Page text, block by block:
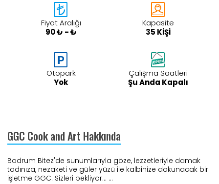
Fiyat Aralığı
90 ₺ - ₺
Kapasite
35 KİŞİ
Otopark
Yok
Çalışma Saatleri
Şu Anda Kapalı
GGC Cook and Art Hakkında
Bodrum Bitez'de sunumlarıyla göze, lezzetleriyle damak
tadınıza, nezaketi ve güler yüzü ile kalbinize dokunacak bir
işletme GGC. Sizleri bekliyor... ...